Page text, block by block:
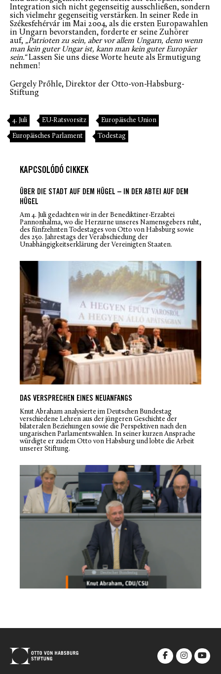
Integration sich nicht gegenseitig ausschließen, sondern
sich vielmehr gegenseitig verstärken. In seiner Rede in
Székesfehérvár im Mai 2004, als die ersten Europawahlen
in Ungarn bevorstanden, forderte er seine Zuhörer
auf, „Patrioten zu sein, aber vor allem Ungarn, denn wenn
man kein guter Ungar ist, kann man kein guter Europäer
sein.“Lassen Sie uns diese Worte heute als Ermutigung
nehmen!
Gergely Prőhle, Direktor der Otto-von-Habsburg-
Stiftung
4. Juli EU-Ratsvorsitz Europäische Union
Europäisches Parlament Todestag
KAPCSOLÓDÓ CIKKEK
ÜBER DIE STADT AUF DEM HÜGEL – IN DER ABTEI AUF DEM
HÜGEL
Am 4. Juli gedachten wir in der Benediktiner-Erzabtei
Pannonhalma, wo die Herzurne unseres Namensgebers ruht,
des fünfzehnten Todestages von Otto von Habsburg sowie
des 250. Jahrestags der Verabschiedung der
Unabhängigkeitserklärung der Vereinigten Staaten.
DAS VERSPRECHEN EINES NEUANFANGS
Knut Abraham analysierte im Deutschen Bundestag
verschiedene Lehren aus der jüngeren Geschichte der
bilateralen Beziehungen sowie die Perspektiven nach den
ungarischen Parlamentswahlen. In seiner kurzen Ansprache
würdigte er zudem Otto von Habsburg und lobte die Arbeit
unserer Stiftung.